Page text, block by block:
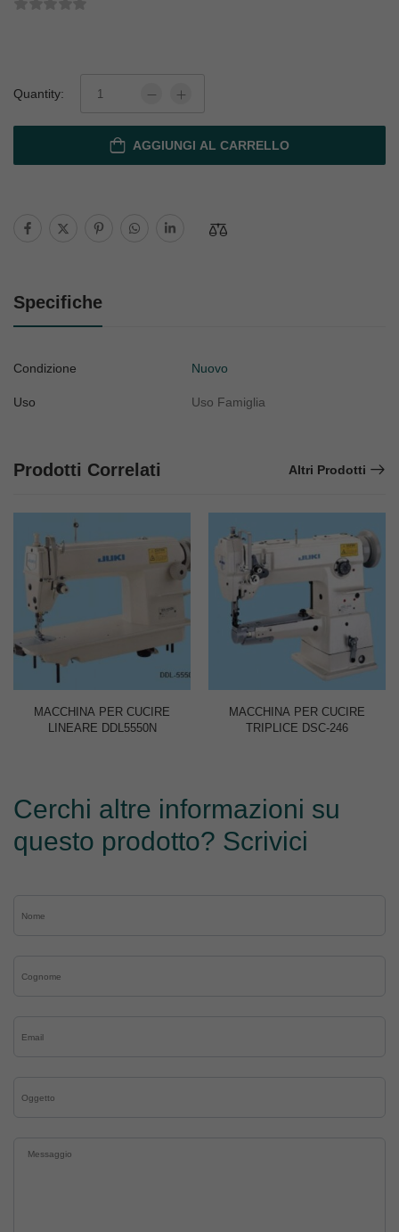
Quantity:
AGGIUNGI AL CARRELLO
Specifiche
Condizione Nuovo
Uso Uso Famiglia
Prodotti Correlati Altri Prodotti
MACCHINA PER CUCIRE
LINEARE DDL5550N
MACCHINA PER CUCIRE
TRIPLICE DSC-246
Cerchi altre informazioni su
questo prodotto? Scrivici